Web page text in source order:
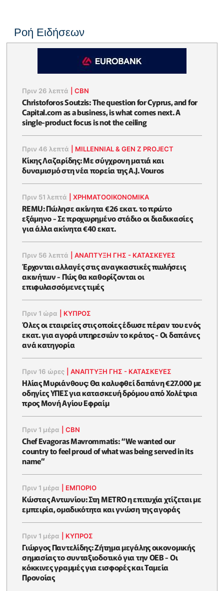
Ροή Ειδήσεων
Πριν 26 λεπτά |CBN
Christoforos Soutzis: The question for Cyprus, and for
Capital.com as a business, is what comes next. A
single-product focus is not the ceiling
Πριν 46 λεπτά MILLENNIAL & GEN Z PROJECT
Κίκης Λαζαρίδης: Με σύγχρονη ματιά και
δυναμισμό στη νέα πορεία της A.J. Vouros
Πριν 51 λεπτά |ΧΡΗΜΑΤΟΟΙΚΟΝΟΜΙΚΆ
REMU: Πώλησε ακίνητα €26 εκατ. το πρώτο
εξάμηνο - Σε προχωρημένο στάδιο οι διαδικασίες
για άλλα ακίνητα €40 εκατ.
Πριν 56 λεπτά |ΑΝΑΠΤΥΞΗ ΓΗΣ - ΚΑΤΑΣΚΕΥΕΣ
Έρχονται αλλαγές στις αναγκαστικές πωλήσεις
ακινήτων - Πώς θα καθορίζονται οι
επιφυλασσόμενες τιμές
Πριν 1 ώρα ΚΥΠΡΟΣ
Όλες οι εταιρείες στις οποίες έδωσε πέραν του ενός
εκατ. για αγορά υπηρεσιών το κράτος - Οι δαπάνες
ανά κατηγορία
Πριν 16 ώρες |ΑΝΑΠΤΥΞΗ ΓΗΣ - ΚΑΤΑΣΚΕΥΕΣ
Ηλίας Μυριάνθους: Θα καλυφθεί δαπάνη €27.000 με
οδηγίες ΥΠΕΣ για κατασκευή δρόμου από Χολέτρια
προς Μονή Αγίου Εφραίμ
Πριν 1 μέρα |CBN
Chef Evagoras Mavrommatis: “We wanted our
country to feel proud of what was being served in its
name”
Πριν 1 μέρα ΕΜΠΟΡΙΟ
Κώστας Αντωνίου: Στη METRO η επιτυχία χτίζεται με
εμπειρία, ομαδικότητα και γνώση της αγοράς
Πριν 1 μέρα ΚΥΠΡΟΣ
Γιώργος Παντελίδης: Ζήτημα μεγάλης οικονομικής
σημασίας το συνταξιοδοτικό για την ΟΕΒ - Οι
κόκκινες γραμμές για εισφορές και Ταμεία
Προνοίας